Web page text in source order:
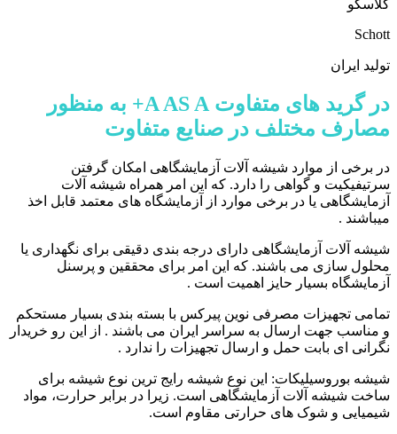
گلاسکو
Schott
تولید ایران
در گرید های متفاوت A AS A+ به منظور
مصارف مختلف در صنایع متفاوت
در برخی از موارد شیشه آلات آزمایشگاهی امکان گرفتن
سرتیفیکیت و گواهی را دارد. که این امر همراه شیشه آلات
آزمایشگاهی یا در برخی موارد از آزمایشگاه های معتمد قابل اخذ
میباشند .
شیشه آلات آزمایشگاهی دارای درجه بندی دقیقی برای نگهداری یا
محلول سازی می باشند. که این امر برای محققین و پرسنل
آزمایشگاه بسیار حایز اهمیت است .
تمامی تجهیزات مصرفی نوین پیرکس با بسته بندی بسیار مستحکم
و مناسب جهت ارسال به سراسر ایران می باشند . از این رو خریدار
نگرانی ای بابت حمل و ارسال تجهیزات را ندارد .
شیشه بوروسیلیکات: این نوع شیشه رایج ترین نوع شیشه برای
ساخت شیشه آلات آزمایشگاهی است. زیرا در برابر حرارت، مواد
شیمیایی و شوک های حرارتی مقاوم است.